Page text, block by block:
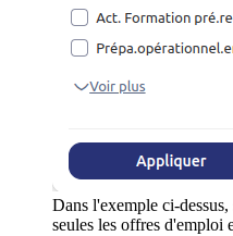
Dans l'exemple ci-
seules les offres d'emploi